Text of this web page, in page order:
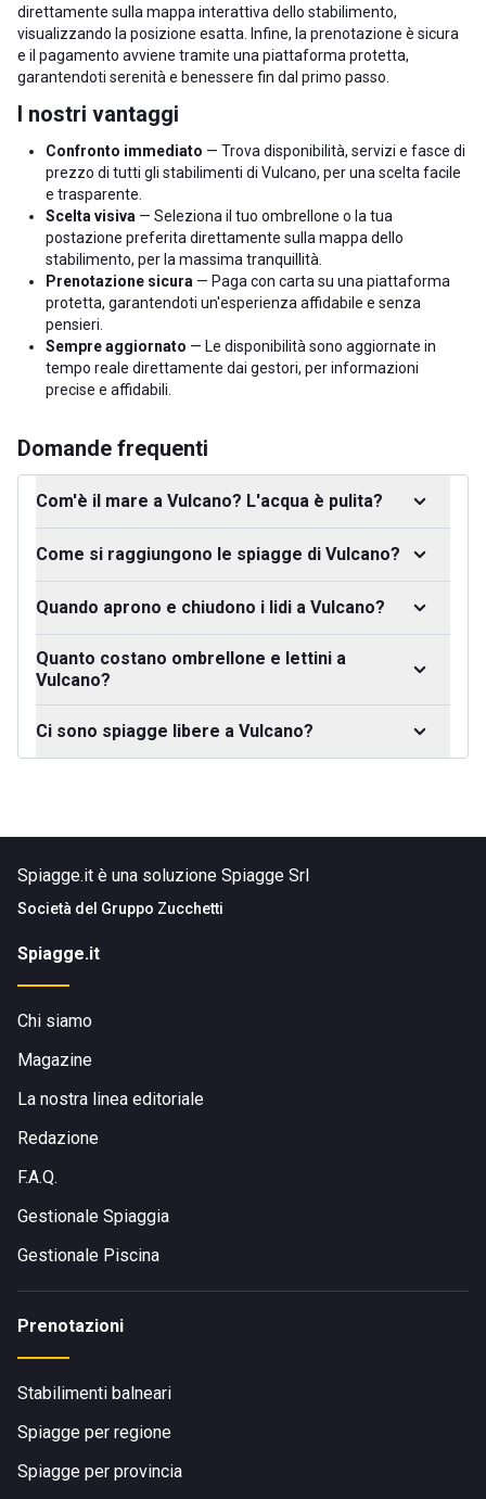
direttamente sulla mappa interattiva dello stabilimento,
visualizzando la posizione esatta. Infine, la prenotazione è sicura
e il pagamento avviene tramite una piattaforma protetta,
garantendoti serenità e benessere fin dal primo passo.
I nostri vantaggi
Confronto immediato — Trova disponibilità, servizi e fasce di
prezzo di tutti gli stabilimenti di Vulcano, per una scelta facile
e trasparente.
Scelta visiva — Seleziona il tuo ombrellone o la tua
postazione preferita direttamente sulla mappa dello
stabilimento, per la massima tranquillità.
Prenotazione sicura — Paga con carta su una piattaforma
protetta, garantendoti un'esperienza affidabile e senza
pensieri.
Sempre aggiornato — Le disponibilità sono aggiornate in
tempo reale direttamente dai gestori, per informazioni
precise e affidabili.
Domande frequenti
Com'è il mare a Vulcano? L'acqua è pulita?
Come si raggiungono le spiagge di Vulcano?
Quando aprono e chiudono i lidi a Vulcano?
Quanto costano ombrellone e lettini a
Vulcano?
Ci sono spiagge libere a Vulcano?
Spiagge.it è una soluzione Spiagge Srl
Società del Gruppo Zucchetti
Spiagge.it
Chi siamo
Magazine
La nostra linea editoriale
Redazione
F.A.Q.
Gestionale Spiaggia
Gestionale Piscina
Prenotazioni
Stabilimenti balneari
Spiagge per regione
Spiagge per provincia